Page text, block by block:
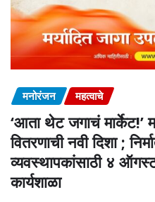
मनोरंजन महत्वाचे
‘आता थेट जगाचं मार्केट!’
वितरणाची नवी दिशा ;
व्यवस्थापकांसाठी ४
कार्यशाळा